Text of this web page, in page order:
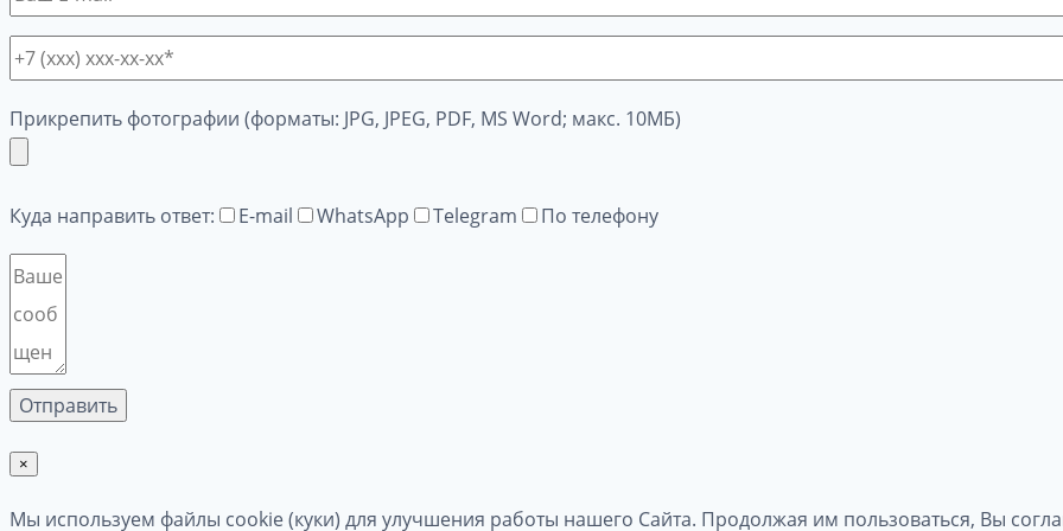
Прикрепить фотографии (форматы: JPG, JPEG, PDF, MS Word; макс. 10МБ)
Куда направить ответ: E-mail WhatsApp Telegram По телефону
×
Мы используем файлы cookie (куки) для улучшения работы нашего Сайта. Продолжая им пользоваться, Вы